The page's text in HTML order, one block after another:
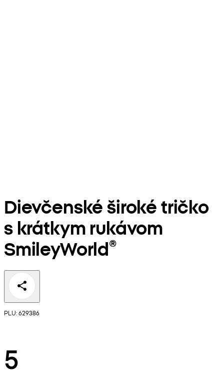
Dievčenské široké tričko
s krátkym rukávom
SmileyWorld®
PLU: 629386
5